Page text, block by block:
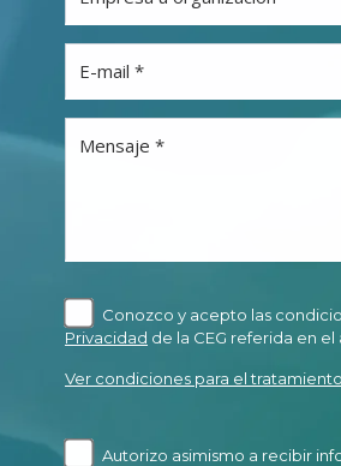
E-mail *
Mensaje *
Conozco y acepto las
Privacidad de la CEG referida en
Ver condiciones para el
Autorizo asimismo a recibir